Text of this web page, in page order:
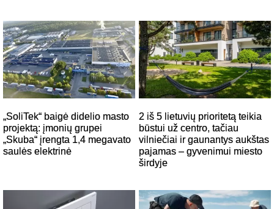
„SoliTek“ baigė didelio masto
projektą: įmonių grupei
„Skuba“ įrengta 1,4 megavato
saulės elektrinė
2 iš 5 lietuvių prioritetą teikia
būstui už centro, tačiau
vilniečiai ir gaunantys aukštas
pajamas – gyvenimui miesto
širdyje